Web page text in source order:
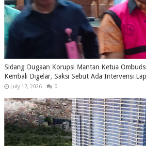
Sidang Dugaan Korupsi Mantan Ketua
Kembali Digelar, Saksi Sebut Ada Intervensi
July 17, 2026 0